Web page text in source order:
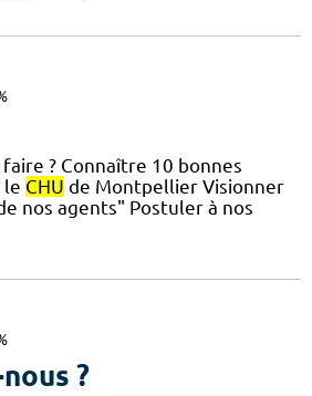
? Connaître 10 bonnes
le CHU de Montpellier Visionner
nos agents" Postuler à nos
?